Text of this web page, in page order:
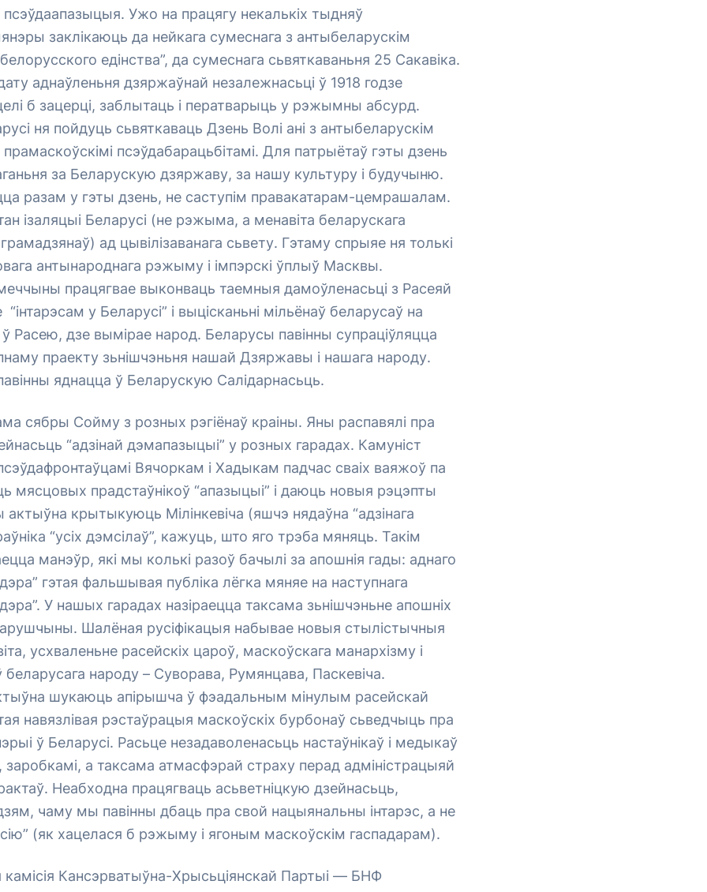
Ужо на працягу некалькіх тыдняў
заклікаюць да нейкага сумеснага з антыбеларускім
едінства”, да сумеснага сьвяткаваньня 25 Сакавіка.
аднаўленьня дзяржаўнай незалежнасьці ў 1918 годзе
б зацерці, заблытаць і ператварыць у рэжымны абсурд.
ня пойдуць сьвяткаваць Дзень Волі ані з антыбеларускім
псэўдабарацьбітамі. Для патрыётаў гэты дзень
за Беларускую дзяржаву, за нашу культуру і будучыню.
разам у гэты дзень, не саступім правакатарам-цемрашалам.
ізаляцыі Беларусі (не рэжыма, а менавіта беларускага
ад цывілізаванага сьвету. Гэтаму спрыяе ня толькі
антынароднага рэжыму і імпэрскі ўплыў Масквы.
працягвае выконваць таемныя дамоўленасьці з Расеяй
у Беларусі” і выцісканьні мільёнаў беларусаў на
Расею, дзе вымірае народ. Беларусы павінны супраціўляцца
праекту зьнішчэньня нашай Дзяржавы і нашага народу.
яднацца ў Беларускую Салідарнасьць.
сябры Сойму з розных рэгіёнаў краіны. Яны распавялі пра
“адзінай дэмапазыцыі” у розных гарадах. Камуніст
Вячоркам і Хадыкам падчас сваіх ваяжоў па
мясцовых прадстаўнікоў “апазыцыі” і даюць новыя рэцэпты
актыўна крытыкуюць Мілінкевіча (яшчэ нядаўна “адзінага
“усіх дэмсілаў”, кажуць, што яго трэба мяняць. Такім
манэўр, які мы колькі разоў бачылі за апошнія гады: аднаго
гэтая фальшывая публіка лёгка мяняе на наступнага
У нашых гарадах назіраецца таксама зьнішчэньне апошніх
Шалёная русіфікацыя набывае новыя стылістычныя
усхваленьне расейскіх цароў, маскоўскага манархізму і
беларусага народу – Суворава, Румянцава, Паскевіча.
шукаюць апірышча ў фэадальным мінулым расейскай
навязлівая рэстаўрацыя маскоўскіх бурбонаў сьведчыць пра
ў Беларусі. Расьце незадаволенасьць настаўнікаў і медыкаў
а таксама атмасфэрай страху перад адміністрацыяй
Неабходна працягваць асьветніцкую дзейнасьць,
чаму мы павінны дбаць пра свой нацыянальны інтарэс, а не
(як хацелася б рэжыму і ягоным маскоўскім гаспадарам).
Кансэрватыўна-Хрысьціянскай Партыі — БНФ